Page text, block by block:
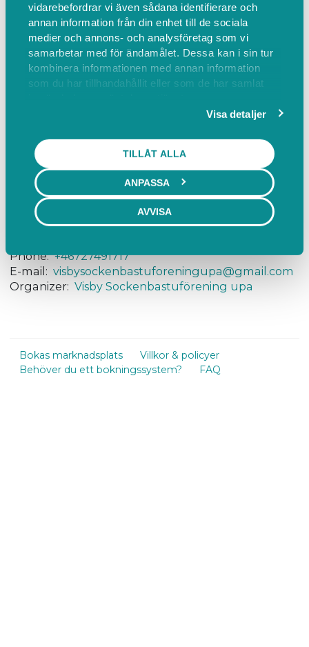
vidarebefordrar vi även sådana identifierare och
annan information från din enhet till de sociala
medier och annons- och analysföretag som vi
samarbetar med för ändamålet. Dessa kan i sin tur
kombinera informationen med annan information
som du har tillhandahållit eller som de har samlat
Visa detaljer
TILLÅT ALLA
ANPASSA
AVVISA
- Visa hänsyn genom att hålla avstånd i bastu och
omklädningsrum.
- Bastun är dimensionerad för 9 personer men det
kan vara fler personer i omklädningsrummen.
- Ingen alkoholförtäring inom bastulokalerna.
Find us
Kallis Visby, Strandgatan 2, Visby, Sverige
Phone: +46727491717
E-mail: visbysockenbastuforeningupa@gmail.com
Organizer: Visby Sockenbastuförening upa
Bokas marknadsplats
Villkor & policyer
Behöver du ett bokningssystem?
FAQ